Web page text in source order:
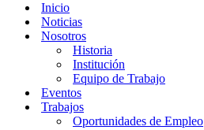
Inicio
Noticias
Nosotros
Historia
Institución
Equipo de Trabajo
Eventos
Trabajos
Oportunidades de Empleo